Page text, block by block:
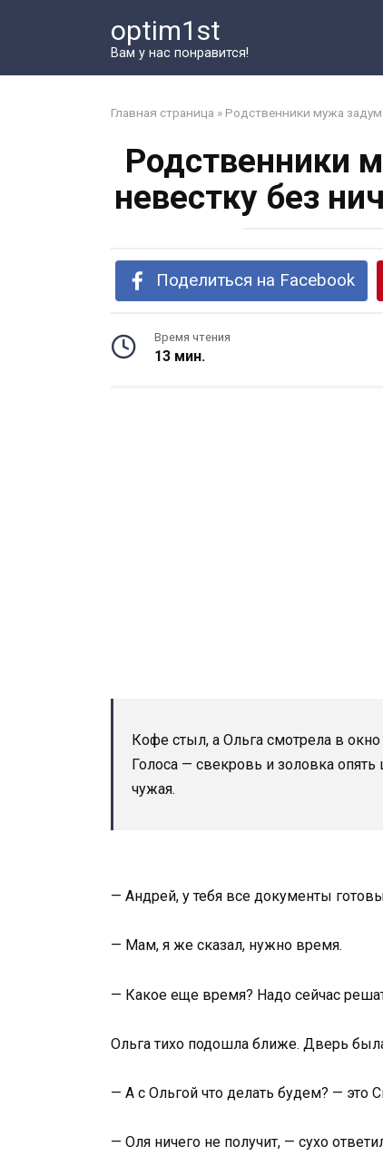
optim1st
Вам у нас понравится!
Главная страница » Родственники мужа
Родственники
невестку без
Поделиться на Facebook
Время чтения
13 мин.
Кофе стыл, а Ольга смотрела в окно
Голоса — свекровь и золовка
чужая.
— Андрей, у тебя все документы
— Мам, я же сказал, нужно время.
— Какое еще время? Надо сейчас
Ольга тихо подошла ближе. Дверь
— А с Ольгой что делать будем? — это
— Оля ничего не получит, — сухо